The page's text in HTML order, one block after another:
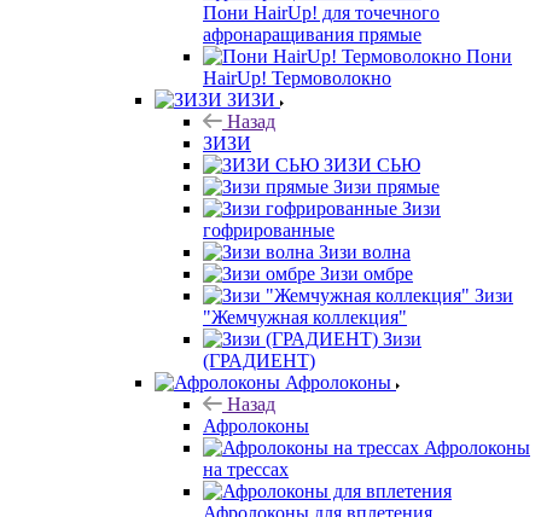
Пони HairUp! для точечного
афронаращивания прямые
Пони
HairUp! Термоволокно
ЗИЗИ
Назад
ЗИЗИ
ЗИЗИ СЬЮ
Зизи прямые
Зизи
гофрированные
Зизи волна
Зизи омбре
Зизи
"Жемчужная коллекция"
Зизи
(ГРАДИЕНТ)
Афролоконы
Назад
Афролоконы
Афролоконы
на трессах
Афролоконы для вплетения